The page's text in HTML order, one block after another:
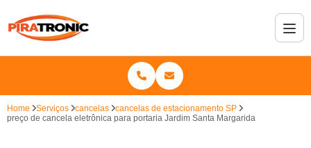
Home Serviços cancelas
cancelas de estacionamento SP
preço de cancela eletrônica para portaria Jardim Santa Margarida